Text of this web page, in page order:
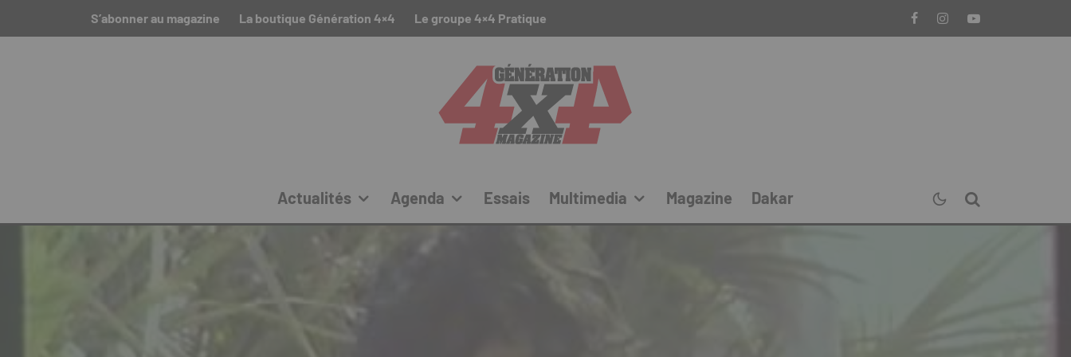
S’abonner au magazine La boutique Génération 4×4 Le groupe 4×4 Pratique
Actualités Agenda Essais Multimedia Magazine Dakar